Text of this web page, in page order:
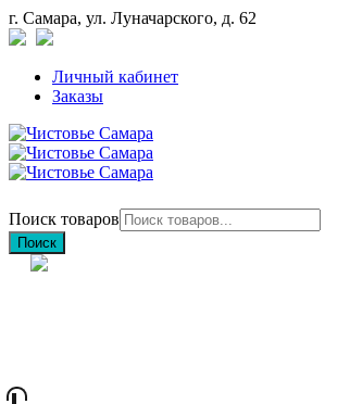
г. Самара, ул. Луначарского, д. 62
Личный кабинет
Заказы
Поиск товаров
Поиск